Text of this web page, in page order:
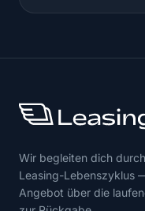
Wir begleiten dich
Leasing-Lebenszyklus
Angebot über die